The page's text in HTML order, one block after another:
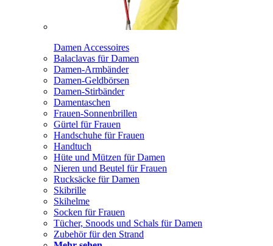
Damen Accessoires
Balaclavas für Damen
Damen-Armbänder
Damen-Geldbörsen
Damen-Stirbänder
Damentaschen
Frauen-Sonnenbrillen
Gürtel für Frauen
Handschuhe für Frauen
Handtuch
Hüte und Mützen für Damen
Nieren und Beutel für Frauen
Rucksäcke für Damen
Skibrille
Skihelme
Socken für Frauen
Tücher, Snoods und Schals für Damen
Zubehör für den Strand